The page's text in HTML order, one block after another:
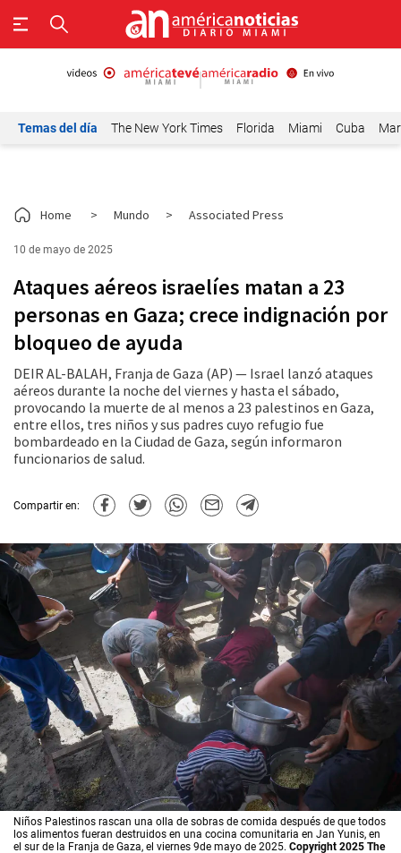
Temas del día The New York Times Florida Miami Cuba
Home > Mundo > Associated Press
10 de mayo de 2025
Ataques aéreos israelíes matan a 23
personas en Gaza; crece indignación por
bloqueo de ayuda
DEIR AL-BALAH, Franja de Gaza (AP) — Israel lanzó ataques
aéreos durante la noche del viernes y hasta el sábado,
provocando la muerte de al menos a 23 palestinos en Gaza,
entre ellos, tres niños y sus padres cuyo refugio fue
bombardeado en la Ciudad de Gaza, según informaron
funcionarios de salud.
Compartir en:
Niños Palestinos rascan una olla de sobras de comida después de que todos
los alimentos fueran destruidos en una cocina comunitaria en Jan Yunis, en
el sur de la Franja de Gaza, el viernes 9de mayo de 2025. Copyright 2025 The